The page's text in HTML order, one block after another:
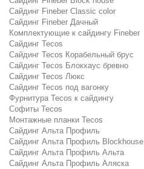
Сайдинг Fineber Classic color
Сайдинг Fineber Дачный
Комплектующие к сайдингу Fineber
Сайдинг Tecos
Сайдинг Tecos Корабельный брус
Сайдинг Tecos Блокхаус бревно
Сайдинг Tecos Люкс
Сайдинг Tecos под вагонку
Фурнитура Tecos к сайдингу
Софиты Tecos
Монтажные планки Tecos
Сайдинг Альта Профиль
Сайдинг Альта Профиль Blockhouse
Сайдинг Альта Профиль Альта
Сайдинг Альта Профиль Аляска